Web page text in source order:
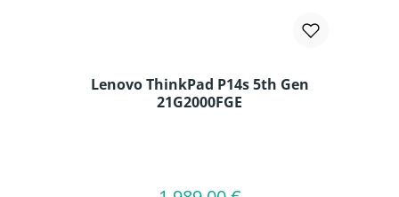
Lenovo ThinkPad P14s 5th Gen
21G2000FGE